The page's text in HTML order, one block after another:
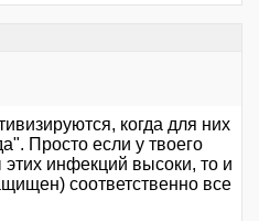
когда для них
Просто если у твоего
инфекций высоки, то и
соответственно все